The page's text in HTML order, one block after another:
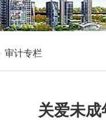
审计专栏
关爱未